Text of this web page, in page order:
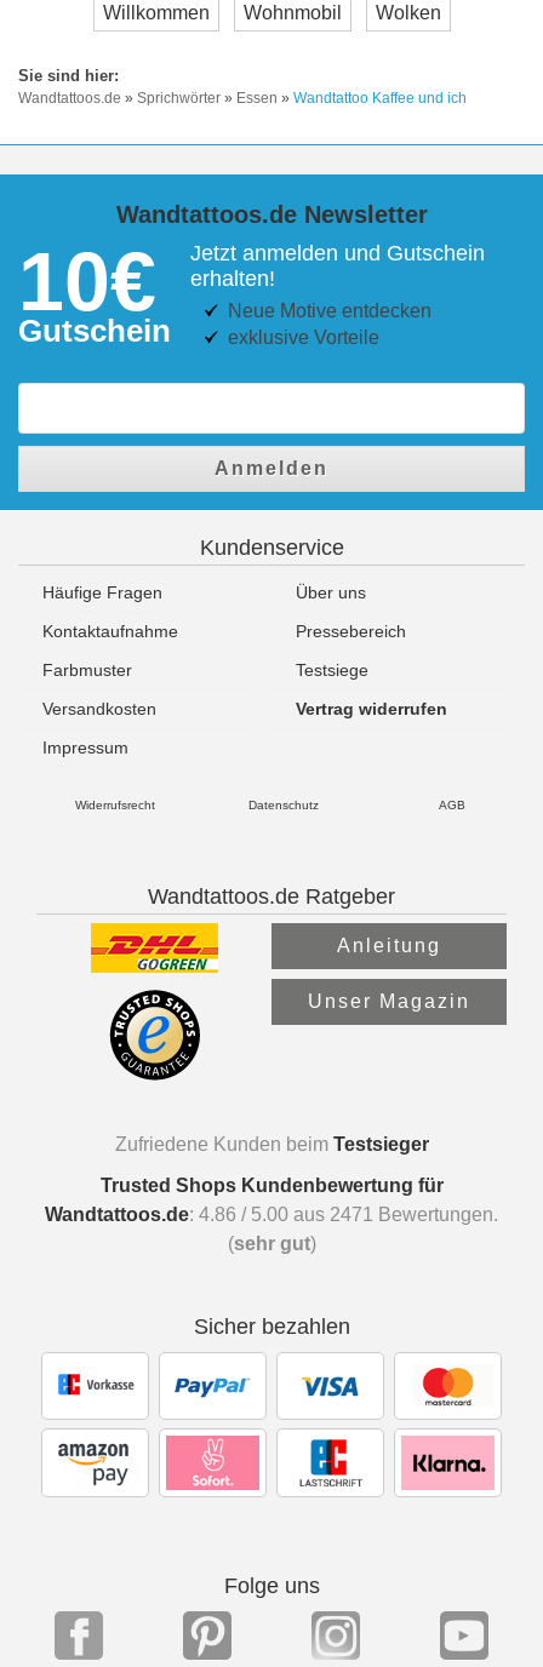
Willkommen Wohnmobil Wolken
Wandtattoos.de » Sprichwörter » Essen » Wandtattoo Kaffee und ich
Wandtattoos.de Newsletter
10€
Gutschein
Jetzt anmelden und Gutschein
erhalten!
Neue Motive entdecken
exklusive Vorteile
Anmelden
Kundenservice
Häufige Fragen
Über uns
Kontaktaufnahme
Pressebereich
Farbmuster
Testsiege
Versandkosten
Vertrag widerrufen
Impressum
Widerrufsrecht Datenschutz AGB
Wandtattoos.de Ratgeber
Anleitung
Unser Magazin
Zufriedene Kunden beim Testsieger
Trusted Shops Kundenbewertung für
Wandtattoos.de: 4.86 / 5.00 aus 2471
Bewertungen.
(sehr gut)
Sicher bezahlen
Folge uns